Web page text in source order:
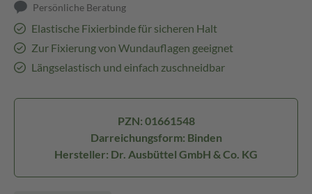
Persönliche Beratung
Elastische Fixierbinde für sicheren Halt
Zur Fixierung von Wundauflagen geeignet
Längselastisch und einfach zuschneidbar
PZN: 01661548
Darreichungsform: Binden
Hersteller: Dr. Ausbüttel GmbH & Co. KG